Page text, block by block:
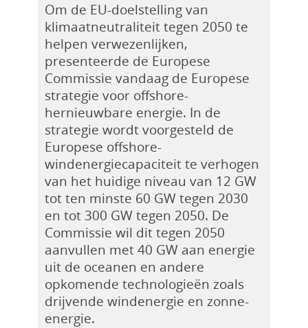
Om de EU-doelstelling van
klimaatneutraliteit tegen 2050 te
helpen verwezenlijken,
presenteerde de Europese
Commissie vandaag de Europese
strategie voor offshore-
hernieuwbare energie. In de
strategie wordt voorgesteld de
Europese offshore-
windenergiecapaciteit te verhogen
van het huidige niveau van 12 GW
tot ten minste 60 GW tegen 2030
en tot 300 GW tegen 2050. De
Commissie wil dit tegen 2050
aanvullen met 40 GW aan energie
uit de oceanen en andere
opkomende technologieën zoals
drijvende windenergie en zonne-
energie.